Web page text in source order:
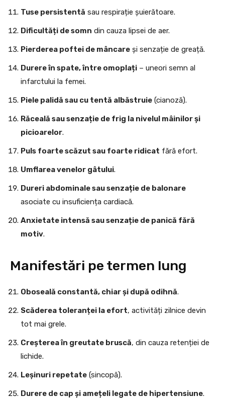
Tuse persistentă sau respirație șuierătoare.
Dificultăți de somn din cauza lipsei de aer.
Pierderea poftei de mâncare și senzație de greață.
Durere în spate, între omoplați – uneori semn al
infarctului la femei.
Piele palidă sau cu tentă albăstruie (cianoză).
Răceală sau senzație de frig la nivelul mâinilor și
picioarelor.
Puls foarte scăzut sau foarte ridicat fără efort.
Umflarea venelor gâtului.
Dureri abdominale sau senzație de balonare
asociate cu insuficiența cardiacă.
Anxietate intensă sau senzație de panică fără
motiv.
Manifestări pe termen lung
Oboseală constantă, chiar și după odihnă.
Scăderea toleranței la efort, activități zilnice devin
tot mai grele.
Creșterea în greutate bruscă, din cauza retenției de
lichide.
Leșinuri repetate (sincopă).
Durere de cap și amețeli legate de hipertensiune.